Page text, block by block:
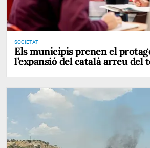
SOCIETAT
Els municipis prenen el
l’expansió del català arreu